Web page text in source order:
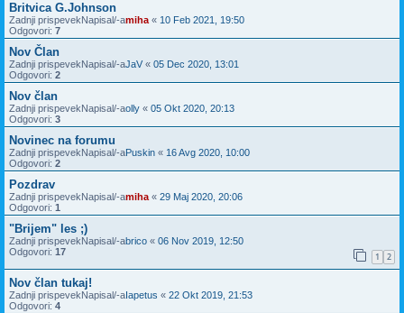
Britvica G.Johnson
Zadnji prispevekNapisal/-amiha « 10 Feb 2021, 19:50
Odgovori: 7
Nov Član
Zadnji prispevekNapisal/-aJaV « 05 Dec 2020, 13:01
Odgovori: 2
Nov član
Zadnji prispevekNapisal/-aolly « 05 Okt 2020, 20:13
Odgovori: 3
Novinec na forumu
Zadnji prispevekNapisal/-aPuskin « 16 Avg 2020, 10:00
Odgovori: 2
Pozdrav
Zadnji prispevekNapisal/-amiha « 29 Maj 2020, 20:06
Odgovori: 1
"Brijem" les ;)
Zadnji prispevekNapisal/-abrico « 06 Nov 2019, 12:50
Odgovori: 17 1 2
Nov član tukaj!
Zadnji prispevekNapisal/-aIapetus « 22 Okt 2019, 21:53
Odgovori: 4